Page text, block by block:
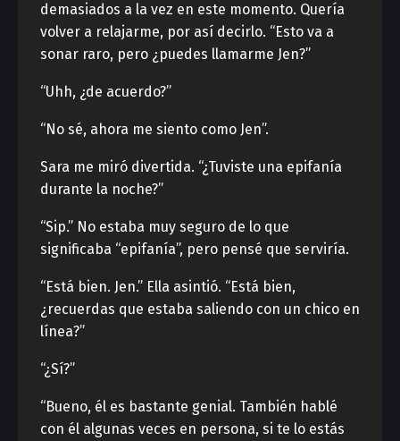
demasiados a la vez en este momento. Quería
volver a relajarme, por así decirlo. “Esto va a
sonar raro, pero ¿puedes llamarme Jen?”
“Uhh, ¿de acuerdo?”
“No sé, ahora me siento como Jen”.
Sara me miró divertida. “¿Tuviste una epifanía
durante la noche?”
“Sip.” No estaba muy seguro de lo que
significaba “epifanía”, pero pensé que serviría.
“Está bien. Jen.” Ella asintió. “Está bien,
¿recuerdas que estaba saliendo con un chico en
línea?”
“¿Sí?”
“Bueno, él es bastante genial. También hablé
con él algunas veces en persona, si te lo estás